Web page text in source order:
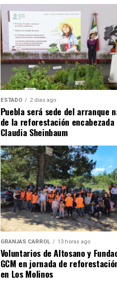
ESTADO 2 días ago
Puebla será sede del arranque
de la reforestación encabezada
Claudia Sheinbaum
GRANJAS CARROL 13 horas ago
Voluntarios de Altosano y
GCM en jornada de
en Los Molinos